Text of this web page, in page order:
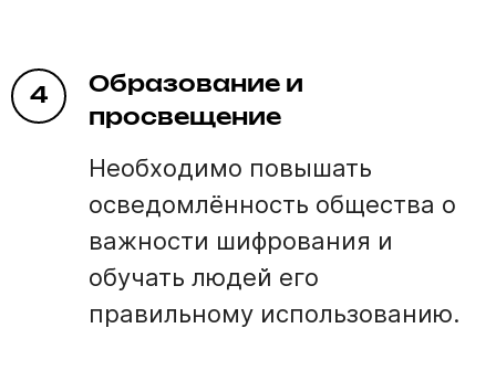
4
Образование и
просвещение
Необходимо повышать
осведомлённость общества о
важности шифрования и
обучать людей его
правильному использованию.